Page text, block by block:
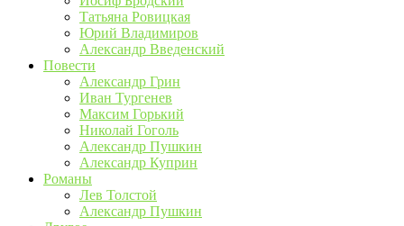
Татьяна Ровицкая
Юрий Владимиров
Александр Введенский
Повести
Александр Грин
Иван Тургенев
Максим Горький
Николай Гоголь
Александр Пушкин
Александр Куприн
Романы
Лев Толстой
Александр Пушкин